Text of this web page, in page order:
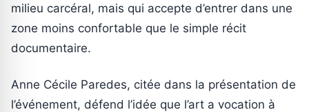
milieu carcéral, mais qui accepte d’entrer dans une
zone moins confortable que le simple récit
documentaire.
Anne Cécile Paredes, citée dans la présentation de
l’événement, défend l’idée que l’art a vocation à